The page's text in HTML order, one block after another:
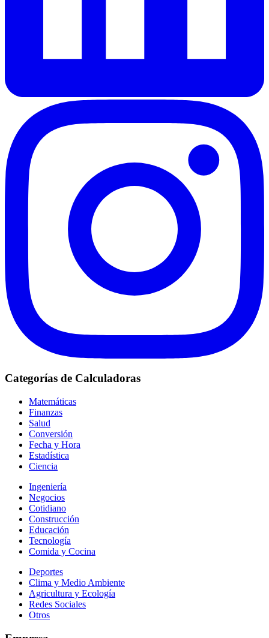
Categorías de Calculadoras
Matemáticas
Finanzas
Salud
Conversión
Fecha y Hora
Estadística
Ciencia
Ingeniería
Negocios
Cotidiano
Construcción
Educación
Tecnología
Comida y Cocina
Deportes
Clima y Medio Ambiente
Agricultura y Ecología
Redes Sociales
Otros